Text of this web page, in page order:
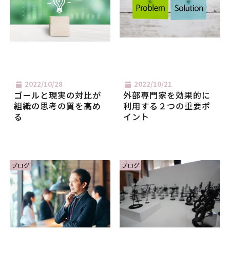
2022/10/28
ゴールと現実の対比が
組織の思考の質を高め
る
2022/10/21
外部専門家を効果的に
利用する２つの重要ポ
イント
ブログ ブログ